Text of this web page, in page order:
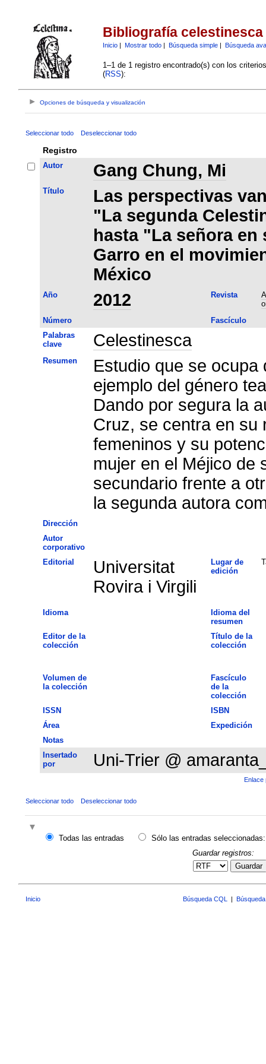
Bibliografía celestinesca
Inicio| Mostrar todo| Búsqueda simple| Búsqueda
1–1 de 1 registro encontrado(s) con los
(RSS):
Opciones de búsqueda y visualización
Seleccionar todo Deseleccionar todo
Registro
Autor Gang Chung, Mi
Título
Las perspectivas
"La segunda
hasta "La señora en
Garro en el
México
Año 2012 Revista
Número
Fascículo
Palabras
clave
Celestinesca
Resumen
Estudio que se ocupa
ejemplo del género
Dando por segura la
Cruz, se centra en su
femeninos y su
mujer en el Méjico de
secundario frente a
la segunda autora
Dirección
Autor
corporativo
Editorial
Universitat
Rovira i Virgili
Lugar de
edición
Idioma
Idioma del
resumen
Editor de la
colección
Título de la
colección
Volumen de
la colección
Fascículo
de la
colección
ISSN
ISBN
Área
Expedición
Notas
Insertado
por
Uni-Trier @
Enlace
Seleccionar todo Deseleccionar todo
Todas las entradas
Sólo las entradas seleccionadas:
Guardar registros:
Guardar
Inicio Búsqueda CQL